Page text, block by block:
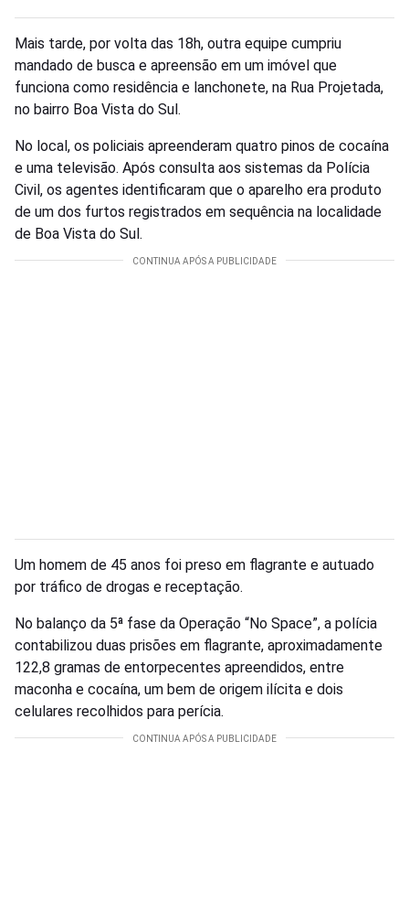
Mais tarde, por volta das 18h, outra equipe cumpriu
mandado de busca e apreensão em um imóvel que
funciona como residência e lanchonete, na Rua Projetada,
no bairro Boa Vista do Sul.
No local, os policiais apreenderam quatro pinos de cocaína
e uma televisão. Após consulta aos sistemas da Polícia
Civil, os agentes identificaram que o aparelho era produto
de um dos furtos registrados em sequência na localidade
de Boa Vista do Sul.
Um homem de 45 anos foi preso em flagrante e autuado
por tráfico de drogas e receptação.
No balanço da 5ª fase da Operação “No Space”, a polícia
contabilizou duas prisões em flagrante, aproximadamente
122,8 gramas de entorpecentes apreendidos, entre
maconha e cocaína, um bem de origem ilícita e dois
celulares recolhidos para perícia.